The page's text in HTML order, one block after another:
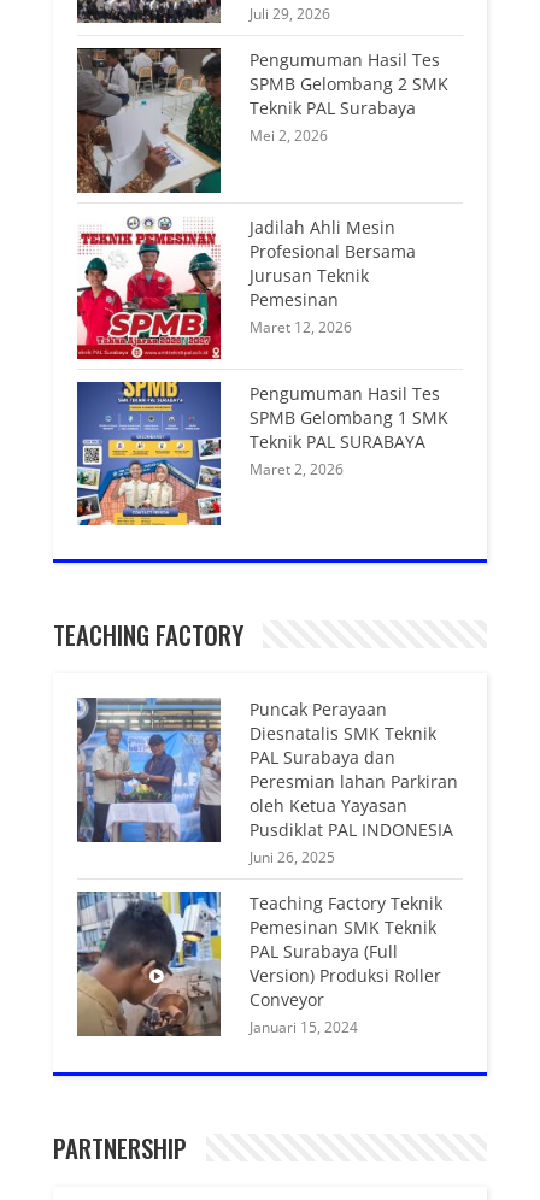
Juli 29, 2026
Pengumuman Hasil Tes
SPMB Gelombang 2 SMK
Teknik PAL Surabaya
Mei 2, 2026
Jadilah Ahli Mesin
Profesional Bersama
Jurusan Teknik
Pemesinan
Maret 12, 2026
Pengumuman Hasil Tes
SPMB Gelombang 1 SMK
Teknik PAL SURABAYA
Maret 2, 2026
TEACHING FACTORY
Puncak Perayaan
Diesnatalis SMK Teknik
PAL Surabaya dan
Peresmian lahan Parkiran
oleh Ketua Yayasan
Pusdiklat PAL INDONESIA
Juni 26, 2025
Teaching Factory Teknik
Pemesinan SMK Teknik
PAL Surabaya (Full
Version) Produksi Roller
Conveyor
Januari 15, 2024
PARTNERSHIP